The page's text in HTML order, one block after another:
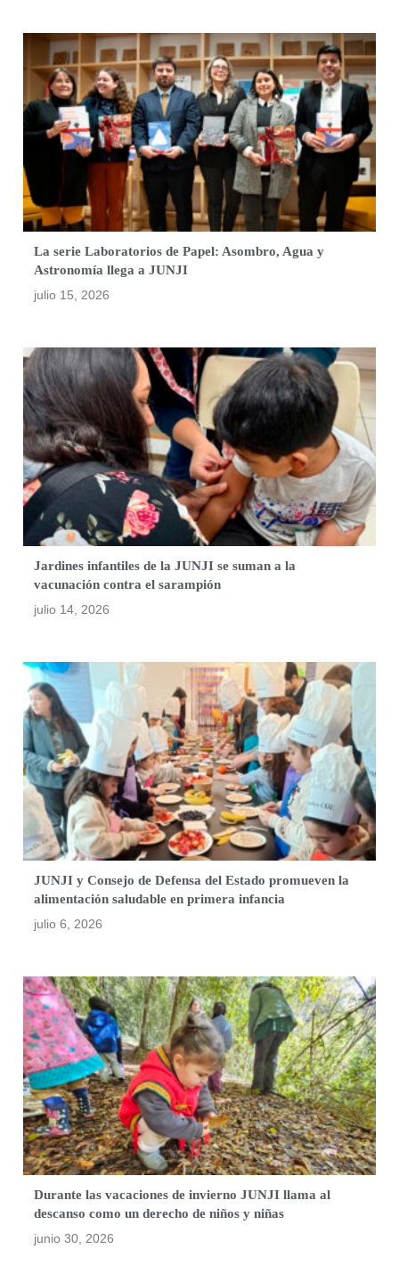
La serie Laboratorios de Papel: Asombro, Agua y
Astronomía llega a JUNJI
julio 15, 2026
Jardines infantiles de la JUNJI se suman a la
vacunación contra el sarampión
julio 14, 2026
JUNJI y Consejo de Defensa del Estado promueven la
alimentación saludable en primera infancia
julio 6, 2026
Durante las vacaciones de invierno JUNJI llama al
descanso como un derecho de niños y niñas
junio 30, 2026